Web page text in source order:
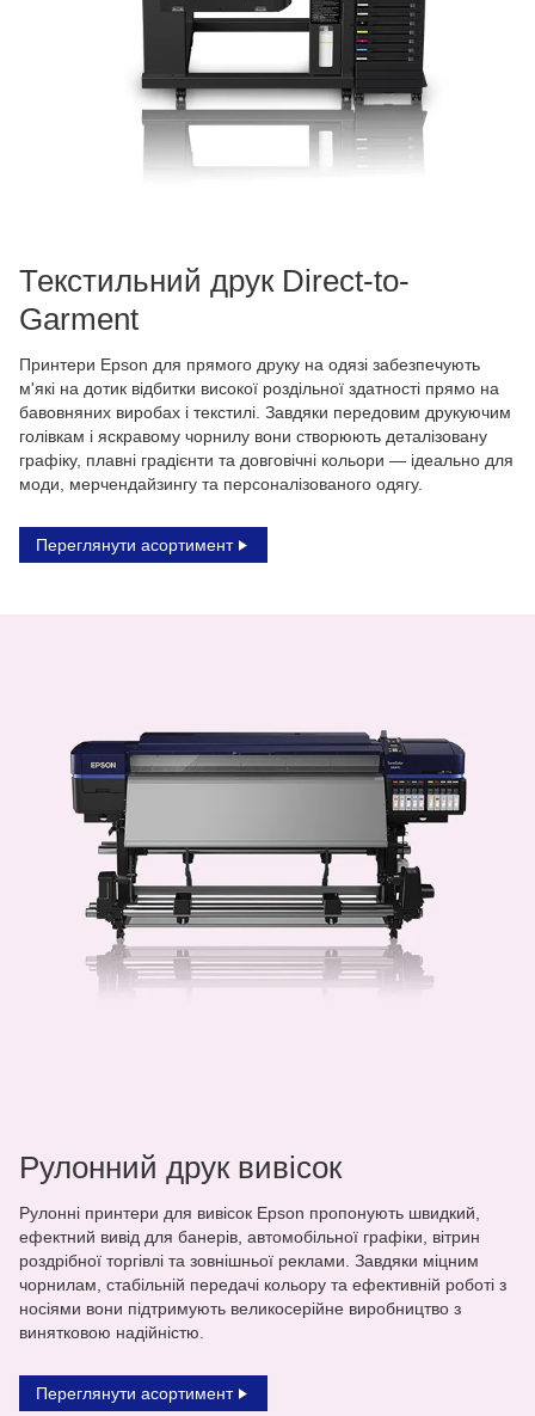
Текстильний друк Direct-to-
Garment
Принтери Epson для прямого друку на одязі забезпечують
м'які на дотик відбитки високої роздільної здатності прямо на
бавовняних виробах і текстилі. Завдяки передовим друкуючим
голівкам і яскравому чорнилу вони створюють деталізовану
графіку, плавні градієнти та довговічні кольори — ідеально для
моди, мерчендайзингу та персоналізованого одягу.
Переглянути асортимент
Рулонний друк вивісок
Рулонні принтери для вивісок Epson пропонують швидкий,
ефектний вивід для банерів, автомобільної графіки, вітрин
роздрібної торгівлі та зовнішньої реклами. Завдяки міцним
чорнилам, стабільній передачі кольору та ефективній роботі з
носіями вони підтримують великосерійне виробництво з
винятковою надійністю.
Переглянути асортимент